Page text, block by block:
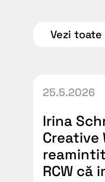
Vezi toate
25.5.2026
Irina
Creative
RCW că